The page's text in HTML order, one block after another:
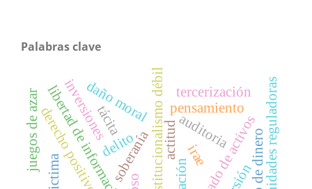
Palabras clave
constitucionalismo débil auditoria
soberanía
pensamiento
actitud
libertad de información lavado de activos
delito
daño moral
derecho positivo unidades reguladoras
inversiones
irae
tercerización
juegos de azar tácita
victima